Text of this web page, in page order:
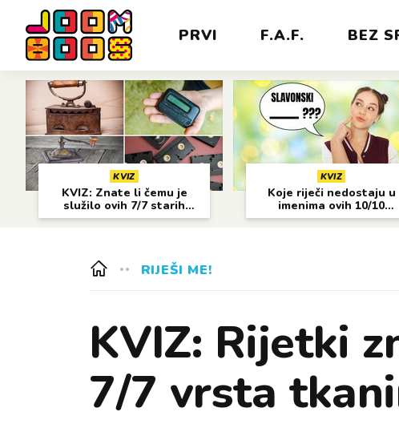
PRVI F.A.F. BEZ
KVIZ
KVIZ: Znate li čemu je
služilo ovih 7/7 starih
predmeta?
KVIZ
Koje riječi nedostaju u
imenima ovih 10/10
gradova?
RIJEŠI ME!
KVIZ: Rijetki
7/7 vrsta